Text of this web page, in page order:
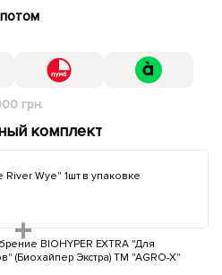
грн.
комплект
Wye" 1шт в упаковке
BIOHYPER EXTRA "Для
(Биохайпер Экстра) ТМ "AGRO-X"